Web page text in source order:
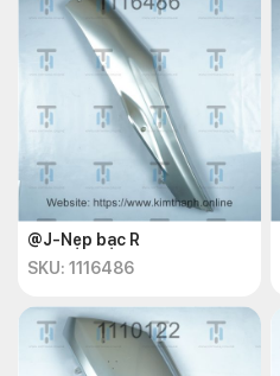
@J-Nẹp bạc R
SKU: 1116486